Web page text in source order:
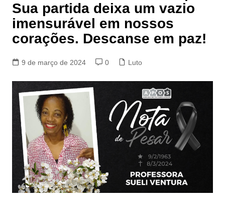
Sua partida deixa um vazio
imensurável em nossos
corações. Descanse em paz!
9 de março de 2024 0 Luto